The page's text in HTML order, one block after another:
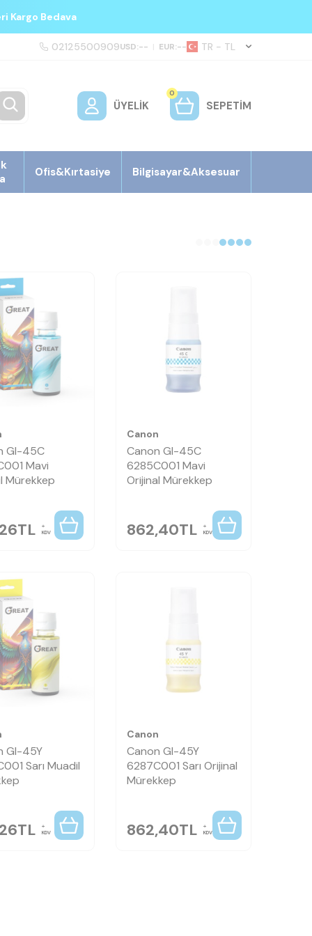
Kargo Bedava
02125500909USD:-- | EUR:-- TR − TL
ÜYELIK
0
SEPETIM
Ofis&Kırtasiye Bilgisayar&Aksesuar
GI-45C
Mavi
Mürekkep
TL KDV
Canon
Canon GI-45C
6285C001 Mavi
Orijinal Mürekkep
862,40TL KDV
GI-45Y
Sarı Muadil
TL KDV
Canon
Canon GI-45Y
6287C001 Sarı Orijinal
Mürekkep
862,40TL KDV